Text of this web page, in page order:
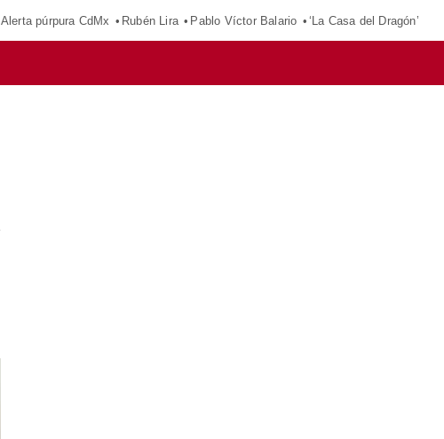
Alerta púrpura CdMx Rubén Lira Pablo Víctor Balario ‘La Casa del Dragón’